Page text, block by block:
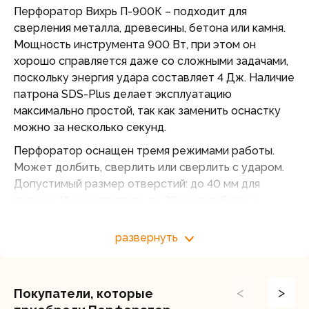
Перфоратор Вихрь П-900К – подходит для
сверления металла, древесины, бетона или камня.
Мощность инструмента 900 Вт, при этом он
хорошо справляется даже со сложными задачами,
поскольку энергия удара составляет 4 Дж. Наличие
патрона SDS-Plus делает эксплуатацию
максимально простой, так как заменить оснастку
можно за несколько секунд.
Перфоратор оснащен тремя режимами работы.
Может долбить, сверлить или сверлить с ударом.
Допустимый размер отверстий: до 40 мм для
извлечение сверла в случае заклинивания, а
в труднодоступных местах.
развернуть
Покупатели, которые
< >